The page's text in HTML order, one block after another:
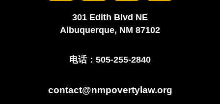
301 Edith Blvd NE
Albuquerque, NM 87102
电话：505-255-2840
contact@nmpovertylaw.org